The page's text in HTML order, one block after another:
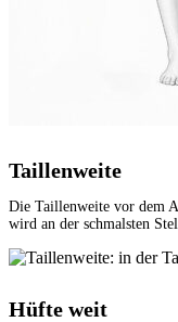
Taillenweite
Die Taillenweite vor dem
wird an der schmalsten
Hüfte weit